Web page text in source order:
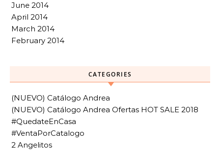
June 2014
April 2014
March 2014
February 2014
CATEGORIES
(NUEVO) Catálogo Andrea
(NUEVO) Catálogo Andrea Ofertas HOT SALE 2018
#QuedateEnCasa
#VentaPorCatalogo
2 Angelitos